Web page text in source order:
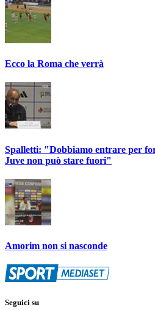
Ecco la Roma che verrà
Spalletti: "Dobbiamo entrare per
Juve non può stare fuori"
Amorim non si nasconde
Seguici su